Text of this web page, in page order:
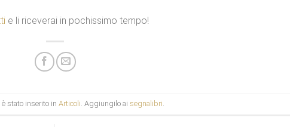
e li riceverai in pochissimo tempo!
stato inserito in Articoli. Aggiungilo ai segnalibri.